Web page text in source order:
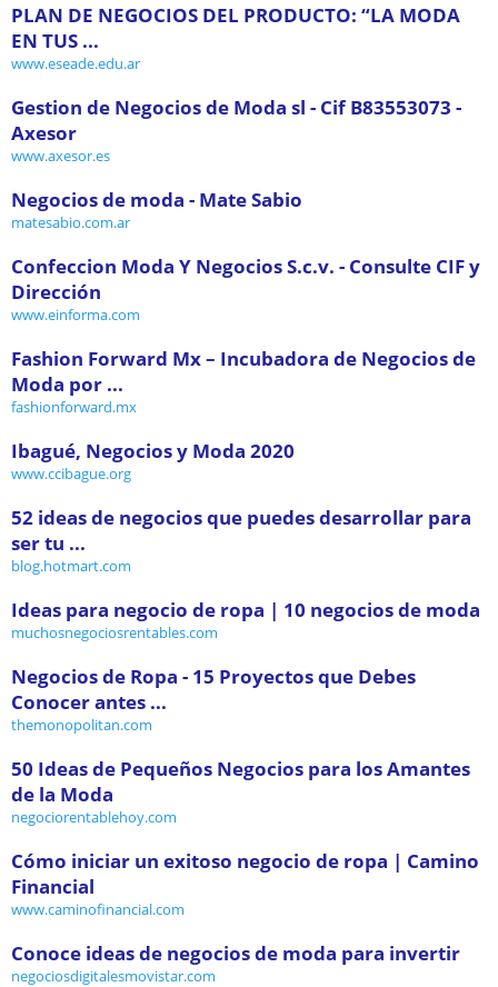
PLAN DE NEGOCIOS DEL PRODUCTO: “LA MODA
EN TUS ...
www.eseade.edu.ar
Gestion de Negocios de Moda sl - Cif B83553073 -
Axesor
www.axesor.es
Negocios de moda - Mate Sabio
matesabio.com.ar
Confeccion Moda Y Negocios S.c.v. - Consulte CIF y
Dirección
www.einforma.com
Fashion Forward Mx – Incubadora de Negocios de
Moda por ...
fashionforward.mx
Ibagué, Negocios y Moda 2020
www.ccibague.org
52 ideas de negocios que puedes desarrollar para
ser tu ...
blog.hotmart.com
Ideas para negocio de ropa | 10 negocios de moda
muchosnegociosrentables.com
Negocios de Ropa - 15 Proyectos que Debes
Conocer antes ...
themonopolitan.com
50 Ideas de Pequeños Negocios para los Amantes
de la Moda
negociorentablehoy.com
Cómo iniciar un exitoso negocio de ropa | Camino
Financial
www.caminofinancial.com
Conoce ideas de negocios de moda para invertir
negociosdigitalesmovistar.com